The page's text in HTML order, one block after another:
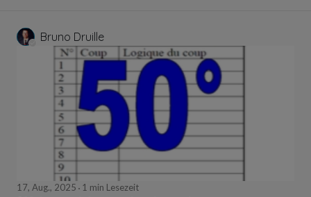
Bruno Druille
17, Aug., 2025 1 min Lesezeit